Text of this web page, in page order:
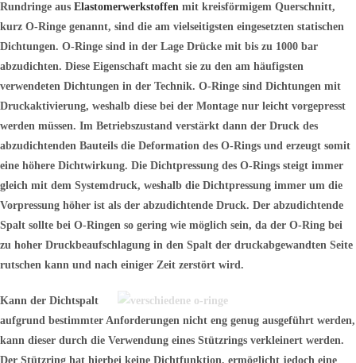
Rundringe aus Elastomerwerkstoffen mit kreisförmigem Querschnitt,
kurz O-Ringe genannt, sind die am vielseitigsten eingesetzten statischen
Dichtungen. O-Ringe sind in der Lage Drücke mit bis zu 1000 bar
abzudichten. Diese Eigenschaft macht sie zu den am häufigsten
verwendeten Dichtungen in der Technik. O-Ringe sind Dichtungen mit
Druckaktivierung, weshalb diese bei der Montage nur leicht vorgepresst
werden müssen. Im Betriebszustand verstärkt dann der Druck des
abzudichtenden Bauteils die Deformation des O-Rings und erzeugt somit
eine höhere Dichtwirkung. Die Dichtpressung des O-Rings steigt immer
gleich mit dem Systemdruck, weshalb die Dichtpressung immer um die
Vorpressung höher ist als der abzudichtende Druck. Der abzudichtende
Spalt sollte bei O-Ringen so gering wie möglich sein, da der O-Ring bei
zu hoher Druckbeaufschlagung in den Spalt der druckabgewandten Seite
rutschen kann und nach einiger Zeit zerstört wird.
Kann der Dichtspalt
aufgrund bestimmter Anforderungen nicht eng genug ausgeführt werden,
kann dieser durch die Verwendung eines Stützrings verkleinert werden.
Der Stützring hat hierbei keine Dichtfunktion, ermöglicht jedoch eine